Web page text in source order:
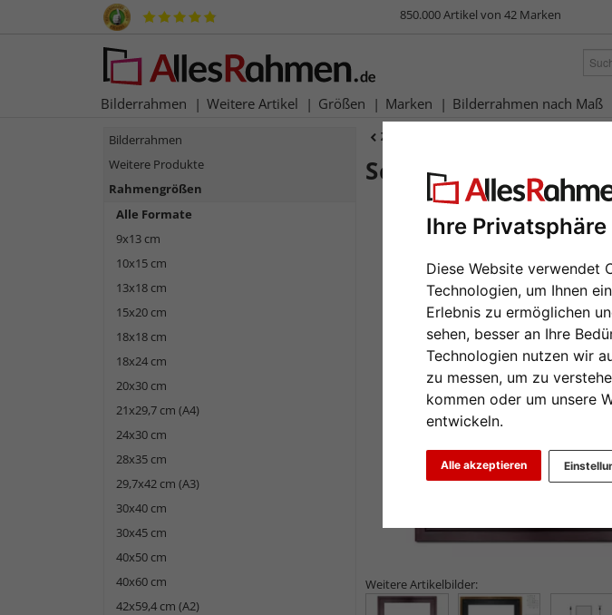
Ihre
Diese Website verwendet
Technologien, um Ihnen
Erlebnis zu ermöglichen
sehen, besser an Ihre
Technologien nutzen wir
zu messen, um zu
kommen oder um unsere
entwickeln.
Alle akzeptieren
850.000 Artikel von 42 Marken
Bilderrahmen Weitere Artikel Größen Marken Bilderrahmen nach Maß
Zurück
Weitere Artikelbilder:
Bilderrahmen
Weitere Produkte
Rahmengrößen
Alle Formate
9x13 cm
10x15 cm
13x18 cm
15x20 cm
18x18 cm
18x24 cm
20x30 cm
21x29,7 cm (A4)
24x30 cm
28x35 cm
29,7x42 cm (A3)
30x40 cm
30x45 cm
40x50 cm
40x60 cm
42x59,4 cm (A2)